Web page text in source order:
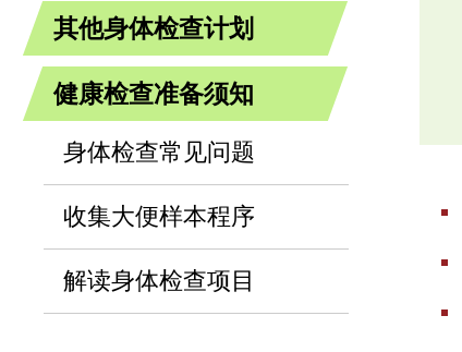
其他身体检查计划
健康检查准备须知
身体检查常见问题
收集大便样本程序
解读身体检查项目